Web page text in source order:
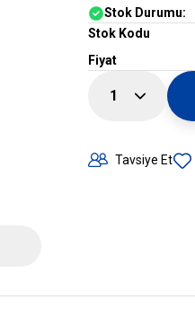
Stok Durumu:
Stok Kodu
Fiyat
Tavsiye Et